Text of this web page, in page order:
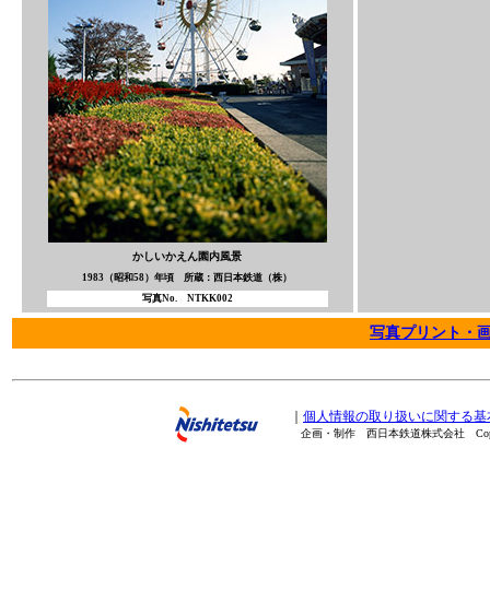
かしいかえん園内風景
1983（昭和58）年頃 所蔵：西日本鉄道（株）
写真No. NTKK002
写真プリント・
個人情報の取り扱いに関する基
企画・制作 西日本鉄道株式会社